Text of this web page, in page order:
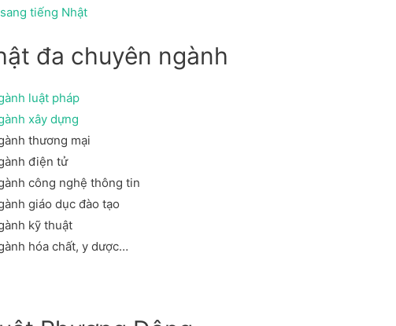
tiếng Nhật
đa chuyên ngành
luật pháp
xây dựng
thương mại
điện tử
công nghệ thông tin
giáo dục đào tạo
kỹ thuật
hóa chất, y dược…